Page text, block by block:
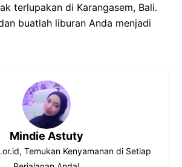
terlupakan di Karangasem, Bali.
buatlah liburan Anda menjadi
Mindie Astuty
Temukan Kenyamanan di Setiap